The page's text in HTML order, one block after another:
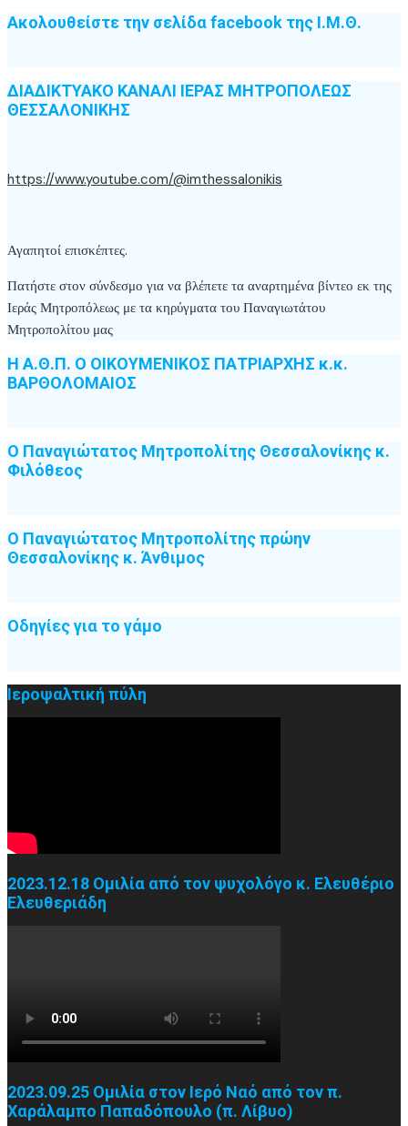
Ακολουθείστε την σελίδα facebook της Ι.Μ.Θ.
ΔΙΑΔΙΚΤΥΑΚΟ ΚΑΝΑΛΙ ΙΕΡΑΣ ΜΗΤΡΟΠΟΛΕΩΣ
ΘΕΣΣΑΛΟΝΙΚΗΣ
https://www.youtube.com/@imthessalonikis
Αγαπητοί επισκέπτες.
Πατήστε στον σύνδεσμο για να βλέπετε τα αναρτημένα βίντεο εκ της
Ιεράς Μητροπόλεως με τα κηρύγματα του Παναγιωτάτου
Μητροπολίτου μας
Η Α.Θ.Π. Ο ΟΙΚΟΥΜΕΝΙΚΟΣ ΠΑΤΡΙΑΡΧΗΣ κ.κ.
ΒΑΡΘΟΛΟΜΑΙΟΣ
Ο Παναγιώτατος Μητροπολίτης Θεσσαλονίκης κ.
Φιλόθεος
Ο Παναγιώτατος Μητροπολίτης πρώην
Θεσσαλονίκης κ. Άνθιμος
Οδηγίες για το γάμο
Ιεροψαλτική πύλη
2023.12.18 Ομιλία από τον ψυχολόγο κ. Ελευθέριο
Ελευθεριάδη
2023.09.25 Ομιλία στον Ιερό Ναό από τον π.
Χαράλαμπο Παπαδόπουλο (π. Λίβυο)